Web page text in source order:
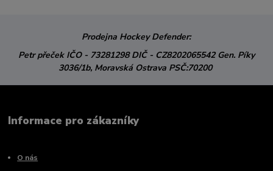
Prodejna Hockey Defender:
Petr přeček IČO - 73281298DIČ - CZ8202065542 Gen. Píky
3036/1b, Moravská Ostrava PSČ:70200
Informace pro zákazníky
O nás